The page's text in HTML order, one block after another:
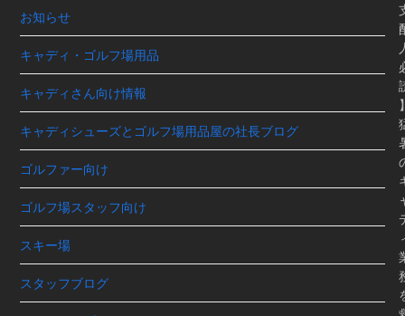
お知らせ
キャディ・ゴルフ場用品
キャディさん向け情報
キャディシューズとゴルフ場用品屋の社長ブログ
ゴルファー向け
ゴルフ場スタッフ向け
スキー場
スタッフブログ